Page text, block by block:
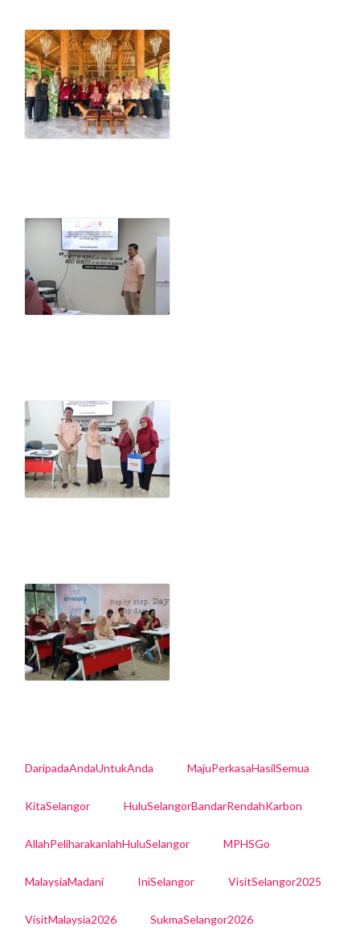
DaripadaAndaUntukAnda MajuPerkasaHasilSemua
KitaSelangor HuluSelangorBandarRendahKarbon
AllahPeliharakanlahHuluSelangor MPHSGo
MalaysiaMadani IniSelangor VisitSelangor2025
VisitMalaysia2026 SukmaSelangor2026